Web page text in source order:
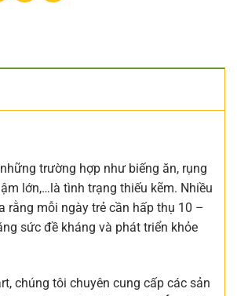
trường hợp như biếng ăn, rụng
lớn,…là tình trạng thiếu kẽm. Nhiều
rằng mỗi ngày trẻ cần hấp thụ 10 –
sức đề kháng và phát triển khỏe
chúng tôi chuyên cung cấp các sản